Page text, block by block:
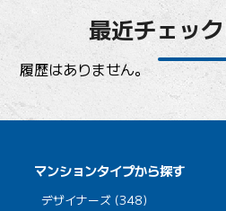
最近チェッ
履歴はありません。
マンションタイプから探す
デザイナーズ (348)